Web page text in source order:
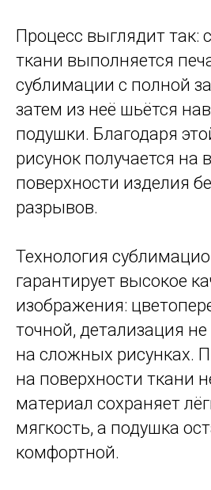
Процесс выглядит так:
ткани выполняется
сублимации с полной
затем из неё шьётся
подушки. Благодаря
рисунок получается на
поверхности изделия
разрывов.
Технология
гарантирует высокое
изображения:
точной, детализация
на сложных рисунках.
на поверхности ткани
материал сохраняет
мягкость, а подушка
комфортной.